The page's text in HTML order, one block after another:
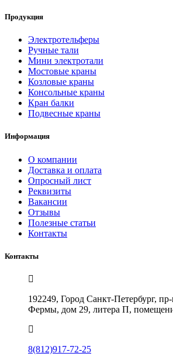
Продукция
Электротельферы
Ручные тали
Мини электротали
Мостовые краны
Козловые краны
Консольные краны
Кран балки
Подвесные краны
Информация
О компании
Доставка и оплата
Опросный лист
Реквизиты
Вакансии
Отзывы
Полезные статьи
Контакты
Контакты
192249, Город Санкт-Петербург,
Фермы, дом 29, литера П,
8(812)917-72-25